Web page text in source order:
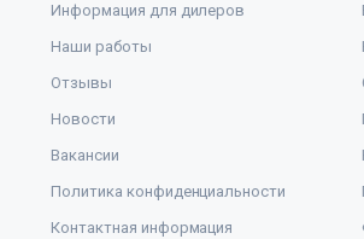
Информация для дилеров
Наши работы
Отзывы
Новости
Вакансии
Политика конфиденциальности
Контактная информация